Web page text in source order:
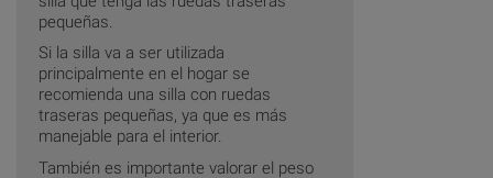
pequeñas.
Si la silla va a ser utilizada
principalmente en el hogar se
recomienda una silla con ruedas
traseras pequeñas, ya que es más
manejable para el interior.
También es importante valorar el peso